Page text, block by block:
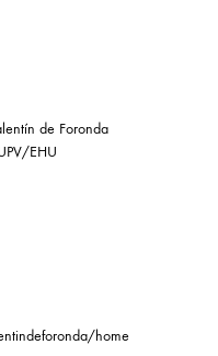
de Foronda
EHU
home